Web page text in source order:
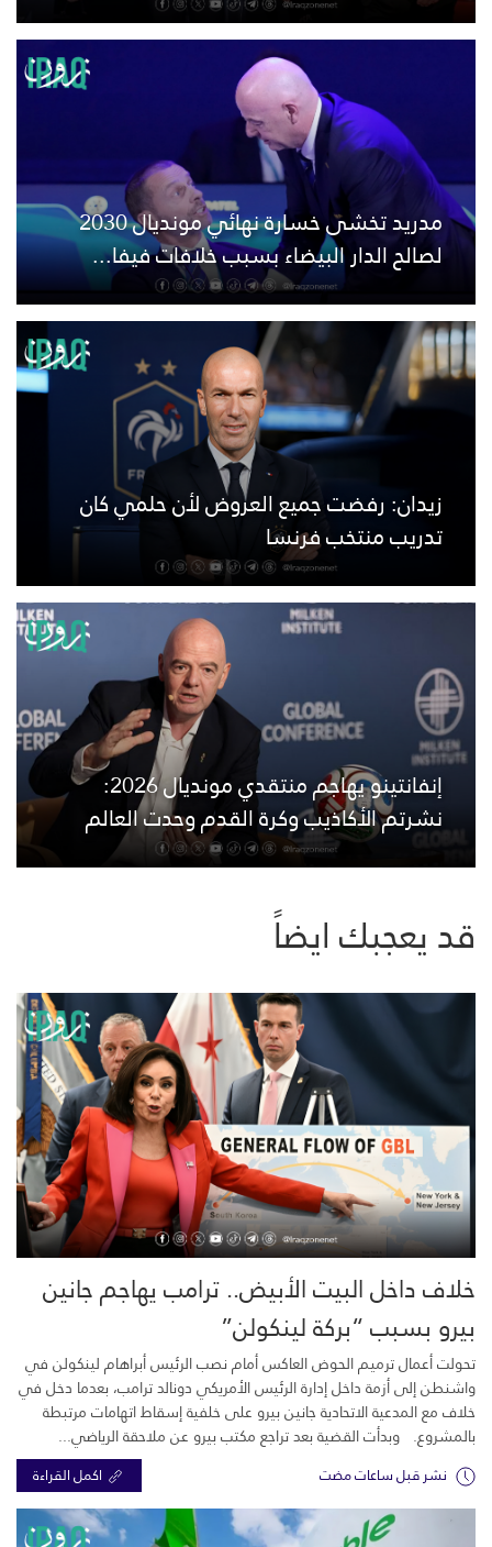
مدريد تخشى خسارة نهائي مونديال 2030
لصالح الدار البيضاء بسبب خلافات فيفا...
زيدان: رفضت جميع العروض لأن حلمي كان
تدريب منتخب فرنسا
إنفانتينو يهاجم منتقدي مونديال 2026:
نشرتم الأكاذيب وكرة القدم وحدت العالم
قد يعجبك ايضاً
خلاف داخل البيت الأبيض.. ترامب يهاجم جانين
بيرو بسبب “بركة لينكولن”
تحولت أعمال ترميم الحوض العاكس أمام نصب الرئيس أبراهام لينكولن في
واشنطن إلى أزمة داخل إدارة الرئيس الأمريكي دونالد ترامب، بعدما دخل في
خلاف مع المدعية الاتحادية جانين بيرو على خلفية إسقاط اتهامات مرتبطة
بالمشروع. وبدأت القضية بعد تراجع مكتب بيرو عن ملاحقة الرياضي...
نشر قبل ساعات مضت اكمل القراءة